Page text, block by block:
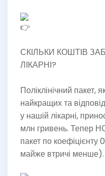
СКІЛЬКИ КОШТІВ
ЛІКАРНІ?
Поліклінічний пакет,
найкращих та
у нашій лікарні,
млн гривень. Тепер
пакет по коефіцієнту
майже втричі менше).